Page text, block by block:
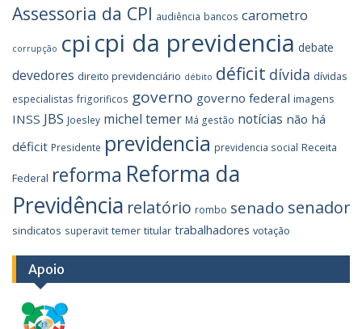
Assessoria da CPI audiência bancos carometro
corrupção cpicpi da previdencia debate
devedores direito previdenciário débito déficit dívida dívidas
especialistas frigorificos governo governo federal imagens
INSS JBS Joesley michel temer Má gestão notícias não há
déficit Presidente previdencia previdencia social Receita
Federal reforma Reforma da
Previdência relatório rombo senado senador
sindicatos superavit temer titular trabalhadores votação
Apoio